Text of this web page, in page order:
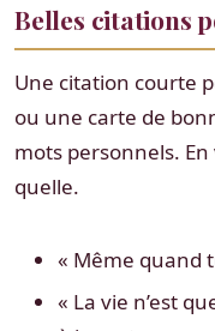
Belles citations
Une citation courte
ou une carte de
mots personnels.
quelle.
« Même quand
« La vie n’est